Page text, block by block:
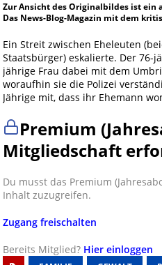
Zur Ansicht des Originalbildes ist ein
Das News-Blog-Magazin mit dem
Ein Streit zwischen Eheleuten
Staatsbürger) eskalierte. Der 76-
jährige Frau dabei mit dem
woraufhin sie die Polizei
Jährige mit, dass ihr Ehemann
Premium
Mitgliedschaft
Du musst das Premium
Inhalt zuzugreifen.
Zugang freischalten
Bereits Mitglied? Hier einloggen